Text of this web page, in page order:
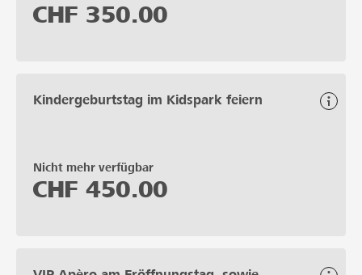
CHF 350.00
Kindergeburtstag im Kidspark feiern
Nicht mehr verfügbar
CHF 450.00